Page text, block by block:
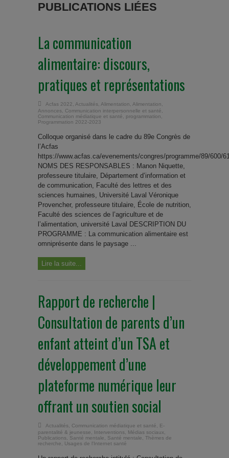
PUBLICATIONS LIÉES
La communication
alimentaire: discours,
pratiques et représentations
Acfas 2022, Actualités, Alimentation, Alimentation,
Annonces, Communication interpersonnelle et santé,
Communication médiatique et santé, programmation,
Programmation 2022-2023
Colloque organisé dans le cadre du 89e Congrès de
l’Acfas
https://www.acfas.ca/evenements/congres/programme/89/600/
NOMS DES RESPONSABLES : Manon Niquette,
professeure titulaire, Département d’information et
de communication, Faculté des lettres et des
sciences humaines, Université Laval Véronique
Provencher, professeure titulaire, École de nutrition,
Faculté des sciences de l’agriculture et de
l’alimentation, université Laval DESCRIPTION DU
PROGRAMME : La communication alimentaire est
omniprésente dans le paysage ...
Lire la suite...
Rapport de recherche |
Consultation de parents d’un
enfant atteint d’un TSA et
développement d’une
plateforme numérique leur
offrant un soutien social
Actualités, Communication médiatique et santé, E-
parentalité & jeunesse, Interventions, Médias sociaux,
Publications, Santé mentale, Santé mentale, Thèmes de
recherche, Usages de l'Internet santé